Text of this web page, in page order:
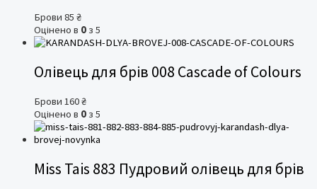
Брови 85 ₴
Оцінено в 0 з 5
Олівець для брів 008 Cascade of Colours
Брови 160₴
Оцінено в 0 з 5
Miss Tais 883 Пудровий олівець для брів